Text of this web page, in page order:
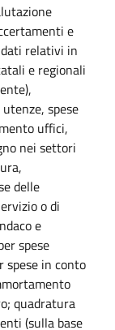
e
relativi in
e regionali
spese
uffici,
nei settori
delle
o di
e
spese
spese in conto
quadratura
(sulla base